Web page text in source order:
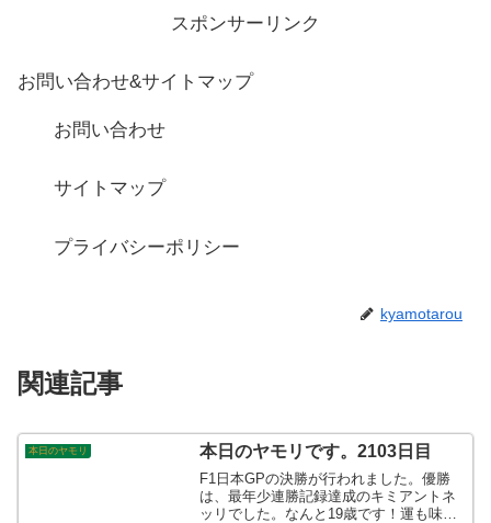
スポンサーリンク
お問い合わせ&サイトマップ
お問い合わせ
サイトマップ
プライバシーポリシー
kyamotarou
関連記事
本日のヤモリ 本日のヤモリです。2103日目
F1日本GPの決勝が行われました。優勝
は、最年少連勝記録達成のキミアントネ
ッリでした。なんと19歳です！運も味方